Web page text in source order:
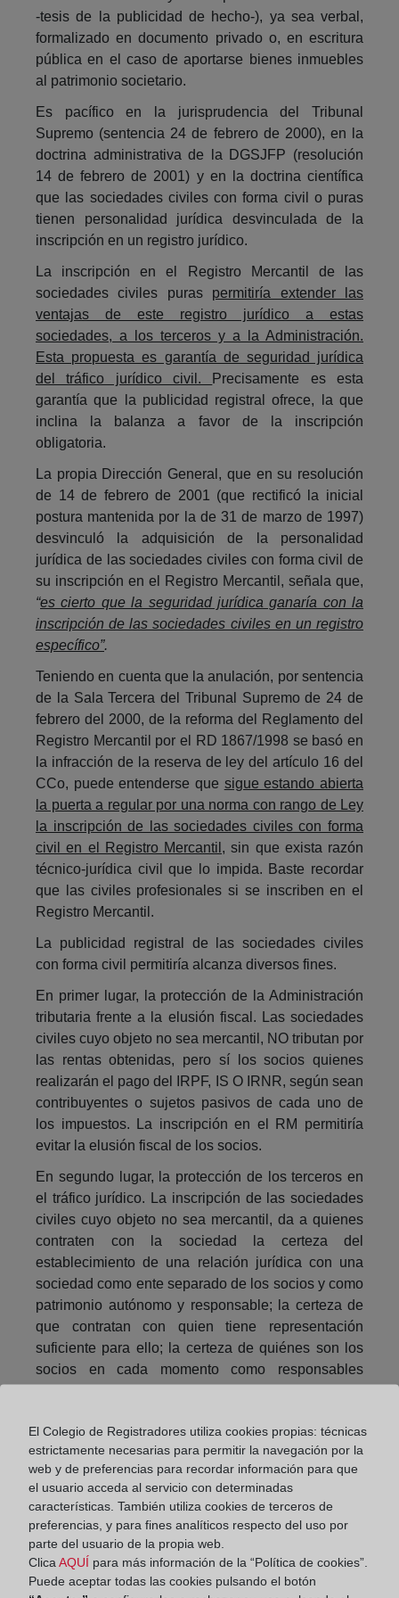
-tesis de la publicidad de hecho-), ya sea verbal,
formalizado en documento privado o, en escritura
pública en el caso de aportarse bienes inmuebles
al patrimonio societario.
Es pacífico en la jurisprudencia del Tribunal
Supremo (sentencia 24 de febrero de 2000), en la
doctrina administrativa de la DGSJFP (resolución
14 de febrero de 2001) y en la doctrina científica
que las sociedades civiles con forma civil o puras
tienen personalidad jurídica desvinculada de la
inscripción en un registro jurídico.
La inscripción en el Registro Mercantil de las
sociedades civiles puras permitiría extender las
ventajas de este registro jurídico a estas
sociedades, a los terceros y a la Administración.
Esta propuesta es garantía de seguridad jurídica
del tráfico jurídico civil.
Precisamente es esta
garantía que la publicidad registral ofrece, la que
inclina la balanza a favor de la inscripción
obligatoria.
La propia Dirección General, que en su resolución
de 14 de febrero de 2001 (que rectificó la inicial
postura mantenida por la de 31 de marzo de 1997)
desvinculó la adquisición de la personalidad
jurídica de las sociedades civiles con forma civil de
su inscripción en el Registro Mercantil, señala que,
“es cierto que la seguridad jurídica ganaría con la
inscripción de las sociedades civiles en un registro
específico”.
Teniendo en cuenta que la anulación, por sentencia
de la Sala Tercera del Tribunal Supremo de 24 de
febrero del 2000, de la reforma del Reglamento del
Registro Mercantil por el RD 1867/1998 se basó en
la infracción de la reserva de ley del artículo 16 del
CCo, puede entenderse que sigue estando abierta
la puerta a regular por una norma con rango de Ley
la inscripción de las sociedades civiles con forma
civil en el Registro Mercantil , sin que exista razón
técnico-jurídica civil que lo impida. Baste recordar
que las civiles profesionales si se inscriben en el
Registro Mercantil.
La publicidad registral de las sociedades civiles
con forma civil permitiría alcanza diversos fines.
En primer lugar, la protección de la Administración
tributaria frente a la elusión fiscal. Las sociedades
civiles cuyo objeto no sea mercantil, NO tributan por
las rentas obtenidas, pero sí los socios quienes
realizarán el pago del IRPF, IS O IRNR, según sean
contribuyentes o sujetos pasivos de cada uno de
los impuestos. La inscripción en el RM permitiría
evitar la elusión fiscal de los socios.
En segundo lugar, la protección de los terceros en
el tráfico jurídico. La inscripción de las sociedades
civiles cuyo objeto no sea mercantil, da a quienes
contraten con la sociedad la certeza del
establecimiento de una relación jurídica con una
sociedad como ente separado de los socios y como
patrimonio autónomo y responsable; la certeza de
que contratan con quien tiene representación
suficiente para ello; la certeza de quiénes son los
socios en cada momento como responsables
pero no inscritos y no publicados en el BORME.
En tercer lugar, la protección de la sociedad en el
tráfico jurídico. La inscripción de las sociedades
civiles cuyo objeto no sea mercantil, da a la
sociedad el control sobre los actos y contratos que
celebre; para inscribir actos o contratos relativos a
un sujeto inscribible será precisa la previa
inscripción del sujeto; para inscribir actos o
El Colegio de Registradores utiliza cookies propias: técnicas
estrictamente necesarias para permitir la navegación por la
web y de preferencias para recordar información para que
el usuario acceda al servicio con determinadas
características. También utiliza cookies de terceros de
preferencias, y para fines analíticos respecto del uso por
parte del usuario de la propia web.
Clica AQUÍ para más información de la “Política de cookies”.
Puede aceptar todas las cookies pulsando el botón